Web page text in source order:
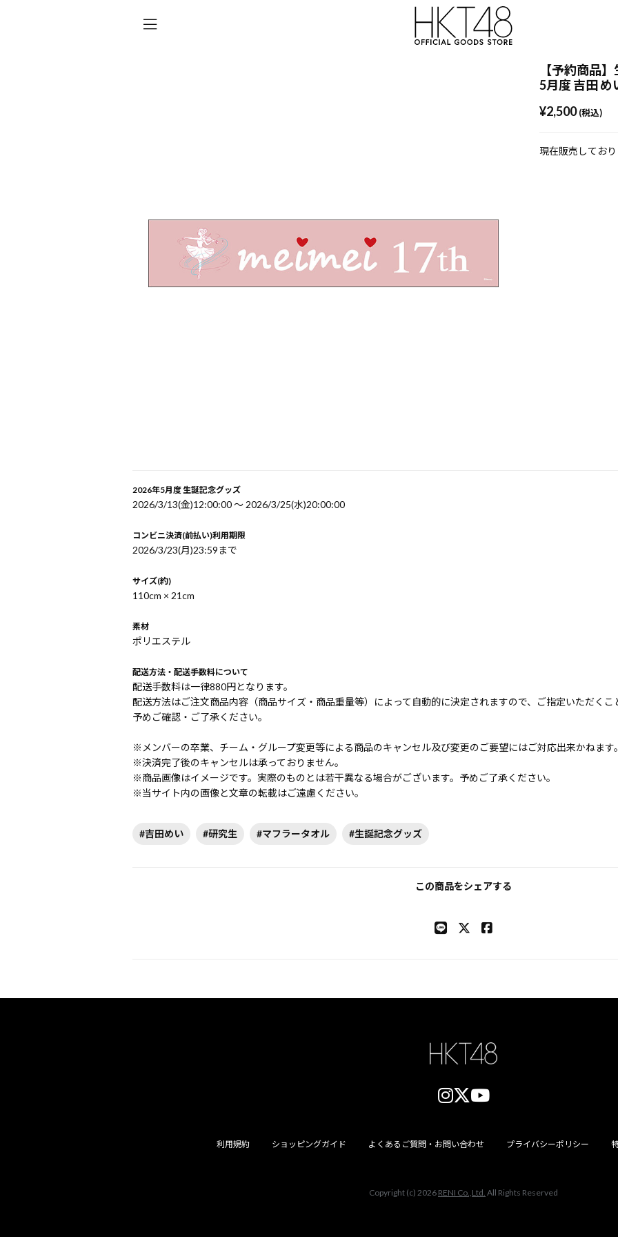
【予約商品
5月度 吉田 め
¥2,500 (税込)
現在販売してお
2026年5月度 生誕記念グッズ
2026/3/13(金)12:00:00 〜 2026/3/25(水)20:00:00
コンビニ決済(前払い)利用期限
2026/3/23(月)23:59まで
サイズ(約)
110cm × 21cm
素材
ポリエステル
配送方法・配送手数料について
配送手数料は一律880円となります。
配送方法はご注文商品内容（商品サイズ・商品重量等）によって自動的に決定されますので、ご指定いただくこ
予めご確認・ご了承ください。
※メンバーの卒業、チーム・グループ変更等による商品のキャンセル及び変更のご要望にはご対応出来かねます。
※決済完了後のキャンセルは承っておりません。
※商品画像はイメージです。実際のものとは若干異なる場合がございます。予めご了承ください。
※当サイト内の画像と文章の転載はご遠慮ください。
#吉田めい #研究生 #マフラータオル #生誕記念グッズ
この商品をシェアする
利用規約 ショッピングガイド よくあるご質問・お問い合わせ プライバシーポリシー
Copyright (c) 2026 RENI Co.,Ltd. All Rights Reserved